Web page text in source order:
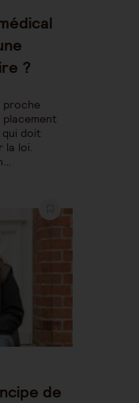
?
proche
doit
la loi.
de